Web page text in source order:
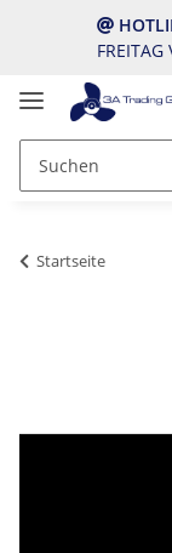
Startseite